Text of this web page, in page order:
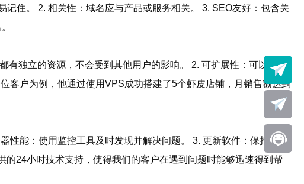
住。 2. 相关性：域名应与产品或服务相关。 3. SEO友好：包含关
独立的资源，不会受到其他用户的影响。 2. 可扩展性：可以根据
客户为例，他通过使用VPS成功搭建了5个虾皮店铺，月销售额达到
性能：使用监控工具及时发现并解决问题。 3. 更新软件：保持系统
24小时技术支持，使得我们的客户在遇到问题时能够迅速得到帮